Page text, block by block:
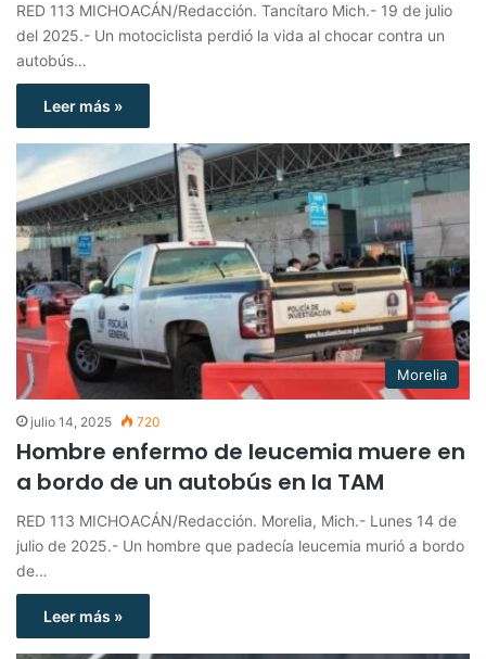
RED 113 MICHOACÁN/Redacción. Tancítaro Mich.- 19 de julio
del 2025.- Un motociclista perdió la vida al chocar contra un
autobús…
Leer más »
Morelia
julio 14, 2025 720
Hombre enfermo de leucemia muere en
a bordo de un autobús en la TAM
RED 113 MICHOACÁN/Redacción. Morelia, Mich.- Lunes 14 de
julio de 2025.- Un hombre que padecía leucemia murió a bordo
de…
Leer más »